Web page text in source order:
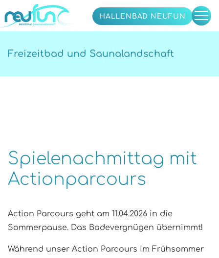
HALLENBAD NEUFUN
Freizeitbad und Saunalandschaft
Spielenachmittag mit
Actionparcours
Action Parcours geht am 11.04.2026 in die
Sommerpause. Das Badevergnügen übernimmt!
Während unser Action Parcours im Frühsommer